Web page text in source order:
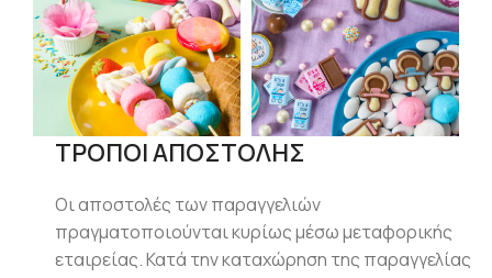
ΤΡΟΠΟΙ ΑΠΟΣΤΟΛΗΣ
Οι αποστολές των παραγγελιών
πραγματοποιούνται κυρίως μέσω μεταφορικής
εταιρείας. Κατά την καταχώρηση της παραγγελίας